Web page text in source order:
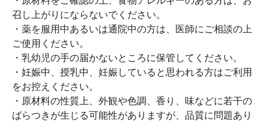
召し上がりにならないでください。
・薬を服用中あるいは通院中の方は、医師にご相談の上
ご使用ください。
・乳幼児の手の届かないところに保管してください。
・妊娠中、授乳中、妊娠していると思われる方はご利用
をお控えください。
・原材料の性質上、外観や色調、香り、味などに若干の
ばらつきが生じる可能性がありますが、品質に問題あり